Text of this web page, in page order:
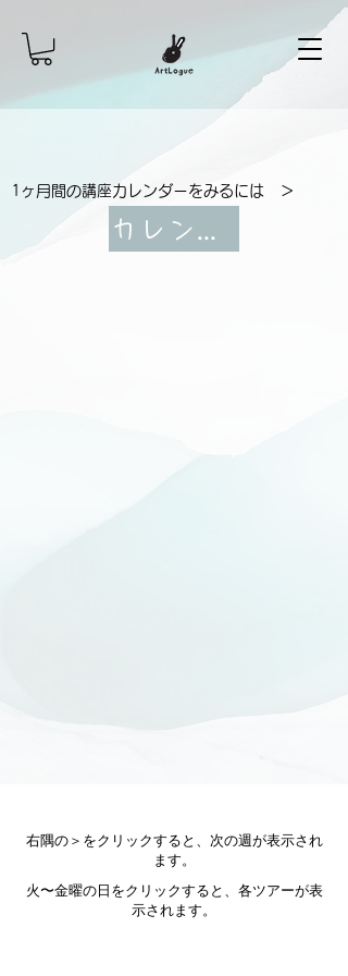
1ヶ月間の講座カレンダーをみるには ＞
カレンダー
右隅の＞をクリックすると、次の週が表示され
ます。
火〜金曜の日をクリックすると、各ツアーが表
示されます。